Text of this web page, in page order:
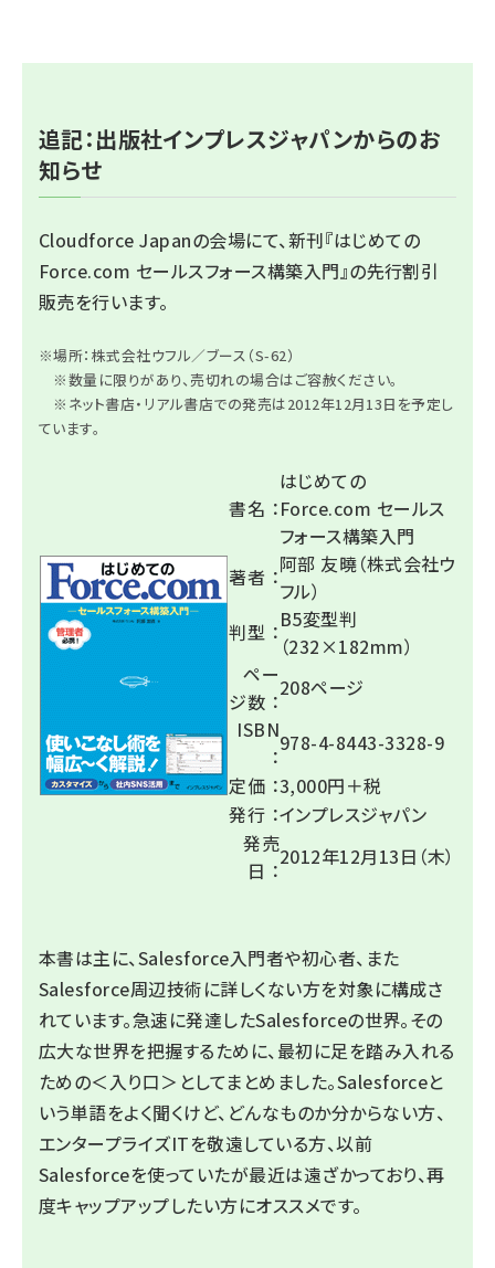
追記：出版社インプレスジャパンからのお
知らせ
Cloudforce Japanの会場にて、新刊『はじめての
Force.com セールスフォース構築入門』の先行割引
販売を行います。
※場所：株式会社ウフル／ブース（S-62）
※数量に限りがあり、売切れの場合はご容赦ください。
※ネット書店・リアル書店での発売は2012年12月13日を予定し
ています。
書名 ：
はじめての
Force.com セールス
フォース構築入門
著者 ：阿部 友曉（株式会社ウ
フル）
判型 ：B5変型判
（232×182mm）
ペー
ジ数 ：
208ページ
ISBN
：
978-4-8443-3328-9
定価 ：3,000円＋税
発行 ：インプレスジャパン
発売
日 ：
2012年12月13日（木）
本書は主に、Salesforce入門者や初心者、また
Salesforce周辺技術に詳しくない方を対象に構成さ
れています。急速に発達したSalesforceの世界。その
広大な世界を把握するために、最初に足を踏み入れる
ための＜入り口＞としてまとめました。Salesforceと
いう単語をよく聞くけど、どんなものか分からない方、
エンタープライズITを敬遠している方、以前
Salesforceを使っていたが最近は遠ざかっており、再
度キャップアップしたい方にオススメです。